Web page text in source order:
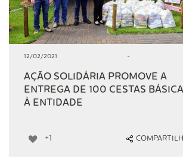
12/02/2021 -
AÇÃO SOLIDÁRIA PROMOVE A
ENTREGA DE 100 CESTAS
À ENTIDADE
+1